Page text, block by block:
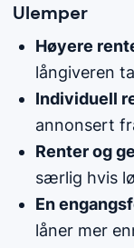
Ulemper
Høyere
långiveren
Individuell
annonsert
Renter og
særlig hvis
En
låner mer